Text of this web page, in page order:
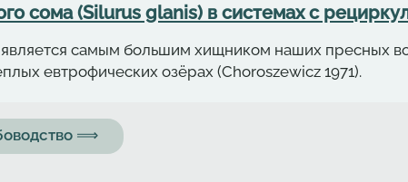
сома (Silurus glanis) в системах с
самым большим хищником наших пресных
евтрофических озёрах (Choroszewicz 1971).
⟹